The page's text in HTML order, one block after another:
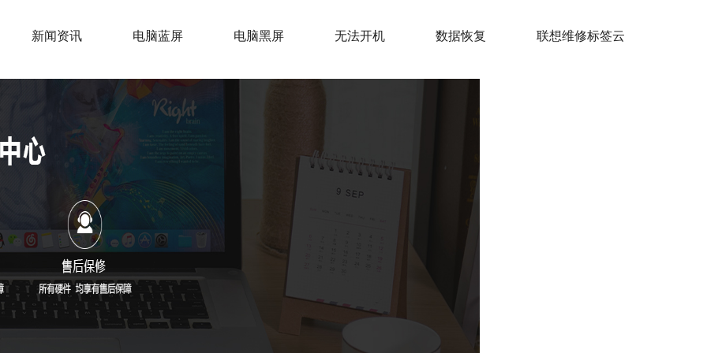
新闻资讯 电脑蓝屏 电脑黑屏 无法开机 数据恢复 联想维修标签云